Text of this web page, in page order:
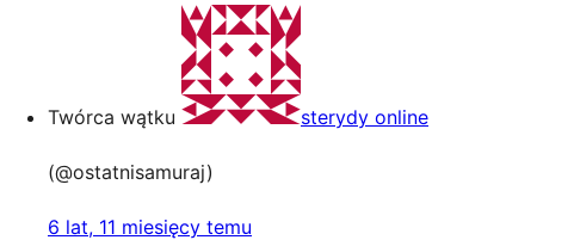
Twórca wątku sterydy online
(@ostatnisamuraj)
6 lat, 11 miesięcy temu